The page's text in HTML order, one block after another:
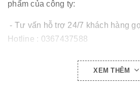
phẩm của công ty:
- Tư vấn hỗ trợ 24/7 khách hàng
Hotline : 0367437588
- Giá cả cạnh tranh.
- Hàng phụ tùng chính hãng.
XEM THÊM